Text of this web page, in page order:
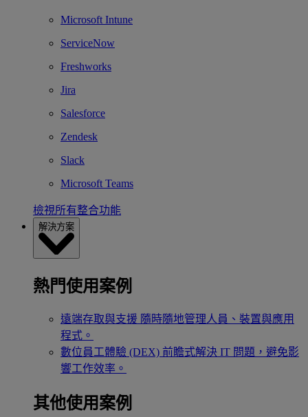
Microsoft Intune
ServiceNow
Freshworks
Jira
Salesforce
Zendesk
Slack
Microsoft Teams
檢視所有整合功能
解決方案
熱門使用案例
遠端存取與支援 隨時隨地管理人員、裝置與應用
程式。
數位員工體驗 (DEX) 前瞻式解決 IT 問題，避免影
響工作效率。
其他使用案例